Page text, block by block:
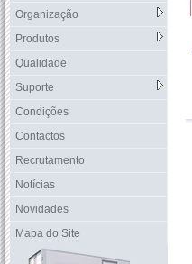
Organização
Produtos
Qualidade
Suporte
Condições
Contactos
Recrutamento
Notícias
Novidades
Mapa do Site